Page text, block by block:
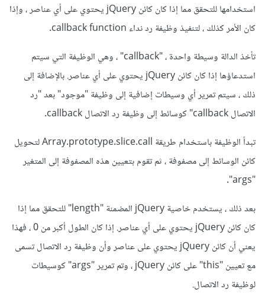
استخدامها للتحقق مما إذا كان كائن jQuery يحتوي على أي عناصر ، وإذا
كان الأمر كذلك ، لتنفيذ وظيفة رد نداء callback function.
تأخذ الدالة وسيطة واحدة ، "callback" ، وهي الوظيفة التي سيتم
استدعاؤها إذا كان كائن jQuery يحتوي على أي عناصر. بالإضافة إلى
ذلك ، سيتم تمرير أي وسيطات إضافية إلى وظيفة "موجود" بعد "رد
الاتصال callback" كوسائط إلى وظيفة رد الاتصال callback.
تبدأ الوظيفة باستخدام طريقة Array.prototype.slice.call لتحويل
كائن الوسائط إلى مصفوفة ، ثم تقوم بتعيين هذه المصفوفة إلى المتغير
"args".
بعد ذلك ، يستخدم خاصية jQuery المضمنة "length" للتحقق مما إذا
كان كائن jQuery يحتوي على أي عناصر. إذا كان الطول أكبر من 0 ، فهذا
يعني أن كائن jQuery يحتوي على عناصر وأن وظيفة رد الاتصال تسمى
مع تعيين "this" على كائن jQuery ، وتم تمرير "args" كوسيطات
لوظيفة رد الاتصال.